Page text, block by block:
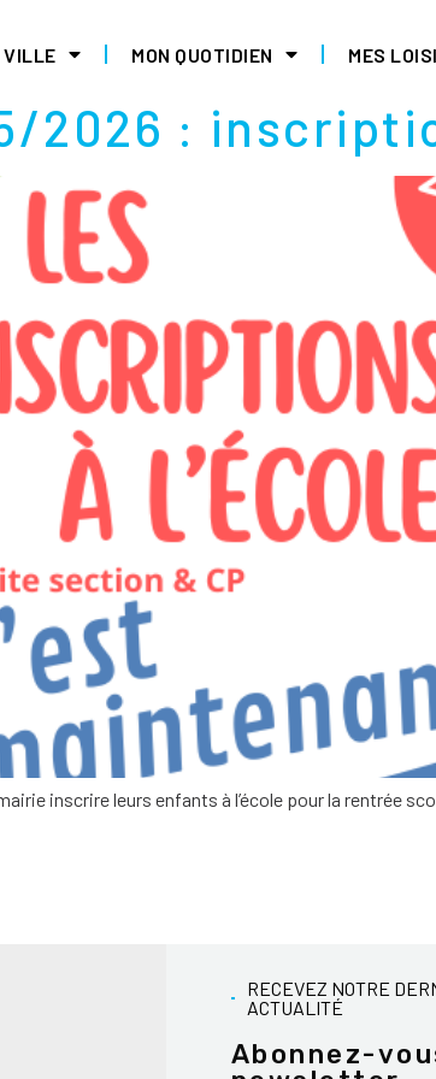
VILLE MON QUOTIDIEN MES
2026 :
inscrire leurs enfants à l’école pour la rentrée
RECEVEZ NOTRE
ACTUALITÉ
Abonnez-